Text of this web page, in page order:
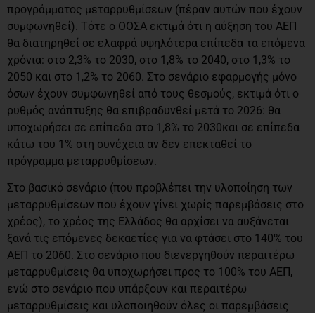
προγράμματος μεταρρυθμίσεων (πέραν αυτών που έχουν
συμφωνηθεί). Τότε ο ΟΟΣΑ εκτιμά ότι η αύξηση του ΑΕΠ
θα διατηρηθεί σε ελαφρά υψηλότερα επίπεδα τα επόμενα
χρόνια: στο 2,3% το 2030, στο 1,8% το 2040, στο 1,3% το
2050 και στο 1,2% το 2060. Στο σενάριο εφαρμογής μόνο
όσων έχουν συμφωνηθεί από τους θεσμούς, εκτιμά ότι ο
ρυθμός ανάπτυξης θα επιβραδυνθεί μετά το 2026: θα
υποχωρήσει σε επίπεδα στο 1,8% το 2030και σε επίπεδα
κάτω του 1% στη συνέχεια αν δεν επεκταθεί το
πρόγραμμα μεταρρυθμίσεων.
Στο βασικό σενάριο (που προβλέπει την υλοποίηση των
μεταρρυθμίσεων που έχουν γίνει χωρίς παρεμβάσεις στο
χρέος), το χρέος της Ελλάδος θα αρχίσει να αυξάνεται
ξανά τις επόμενες δεκαετίες για να φτάσει στο 140% του
ΑΕΠ το 2060. Στο σενάριο που διενεργηθούν περαιτέρω
μεταρρυθμίσεις θα υποχωρήσει προς το 100% του ΑΕΠ,
ενώ στο σενάριο που υπάρξουν και περαιτέρω
μεταρρυθμίσεις και υλοποιηθούν όλες οι παρεμβάσεις